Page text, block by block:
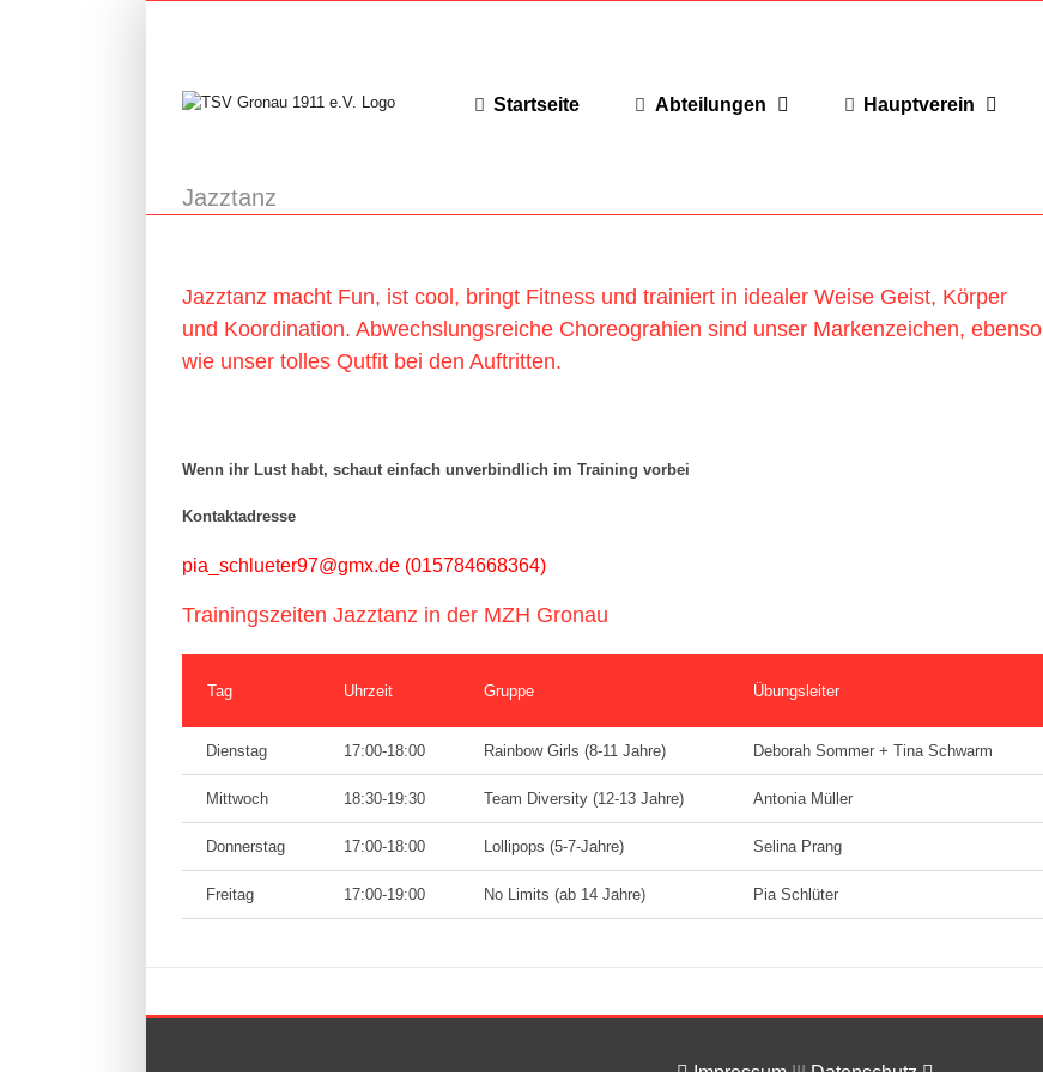
Startseite Abteilungen Hauptverein
Jazztanz
Jazztanz macht Fun, ist cool, bringt Fitness und trainiert in idealer Weise Geist, Körper
und Koordination. Abwechslungsreiche Choreograhien sind unser Markenzeichen, ebenso
wie unser tolles Qutfit bei den Auftritten.
Wenn ihr Lust habt, schaut einfach unverbindlich im Training vorbei
Kontaktadresse
pia_schlueter97@gmx.de (015784668364)
Trainingszeiten Jazztanz in der MZH Gronau
Tag Uhrzeit Gruppe Übungsleiter
Dienstag 17:00-18:00 Rainbow Girls (8-11 Jahre) Deborah Sommer + Tina Schwarm
Mittwoch 18:30-19:30 Team Diversity (12-13 Jahre) Antonia Müller
Donnerstag 17:00-18:00 Lollipops (5-7-Jahre) Selina Prang
Freitag 17:00-19:00 No Limits (ab 14 Jahre) Pia Schlüter